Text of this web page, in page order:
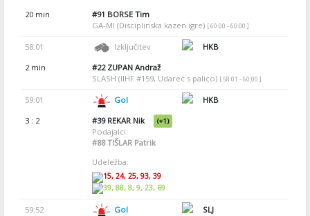
20 min
#91 BORSE Tim
GA-MI (Disciplinska kazen igre) [ 60:00 - 60:00 ]
58:01 Izključitev
HKB
2 min
#22ZUPAN Andraž
SLASH (IIHF #159, Udarec s palico) [ 58:01 - 60:00 ]
59:01 Gol
HKB
3 : 2
#39REKAR Nik (+1)
Podajalci:
#88TIŠLAR Patrik
Udeležba:
15, 24, 25, 93, 39
39, 88, 8, 9, 23, 69
59:52 Gol
SLJ